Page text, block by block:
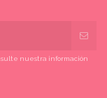
nuestra información